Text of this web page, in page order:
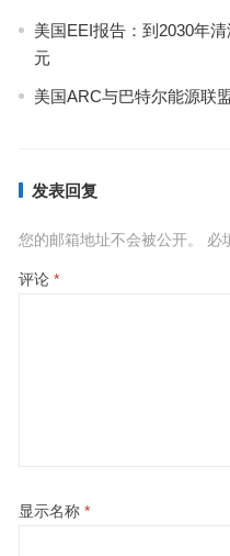
美国EEI报告：到2030年
元
美国ARC与巴特尔能源联
发表回复
您的邮箱地址不会被公开。 必
评论 *
显示名称 *